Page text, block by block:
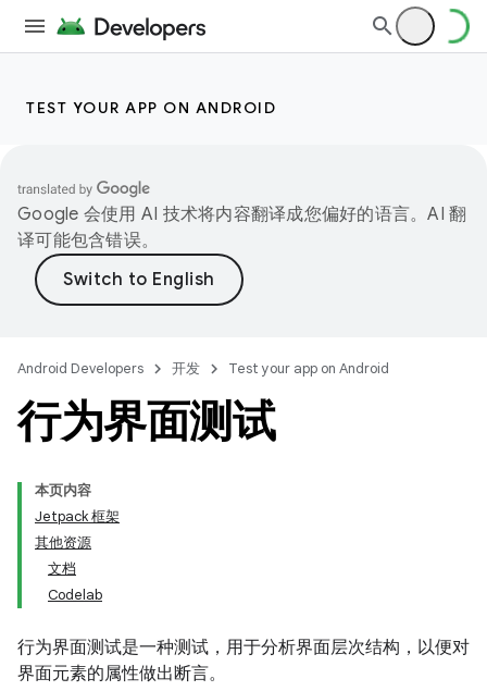
TEST YOUR APP ON ANDROID
Google 会使用 AI 技术将内容翻译成您偏好的语言。AI 翻
译可能包含错误。
Android Developers 开发 Test your app on Android
行为界面测试
本页内容
Jetpack 框架
其他资源
文档
Codelab
行为界面测试是一种测试，用于分析界面层次结构，以便对
界面元素的属性做出断言。